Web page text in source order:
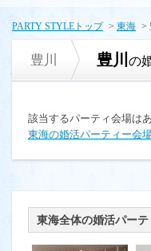
PARTY STYLEトップ > 東海 >
豊川 豊川 の
該当するパーティ会場は
東海の婚活パーティー会
東海全体の婚活パー